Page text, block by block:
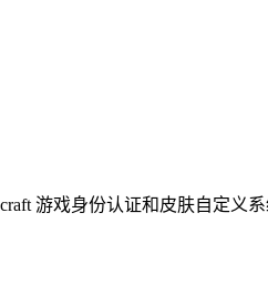
游戏身份认证和皮肤自定义